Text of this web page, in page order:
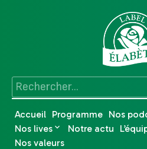
Accueil Programme Nos
Nos lives
Notre actu
Nos valeurs